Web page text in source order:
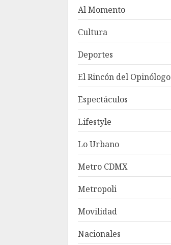
Al Momento
Cultura
Deportes
El Rincón del Opinólogo
Espectáculos
Lifestyle
Lo Urbano
Metro CDMX
Metropoli
Movilidad
Nacionales